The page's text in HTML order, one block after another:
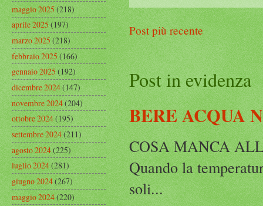
Post più recente
Post in evidenza
BERE ACQUA
COSA MANCA
Quando la
soli...
maggio 2025(218)
aprile 2025(197)
marzo 2025(218)
febbraio 2025(166)
gennaio 2025(192)
dicembre 2024(147)
novembre 2024(204)
ottobre 2024(195)
settembre 2024(211)
agosto 2024(225)
luglio 2024(281)
giugno 2024(267)
maggio 2024(220)